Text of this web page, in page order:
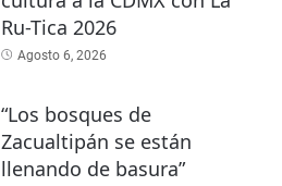
Ru-Tica 2026
Agosto 6, 2026
“Los bosques de
Zacualtipán se están
llenando de basura”